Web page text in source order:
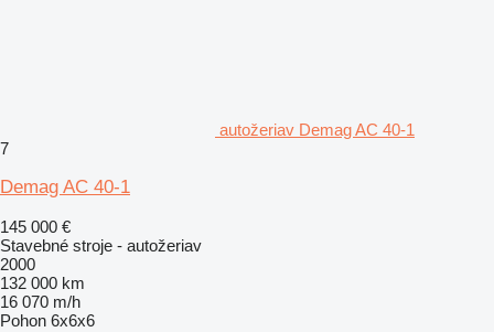
autožeriav Demag AC 40-1
7
Demag AC 40-1
145 000 €
Stavebné stroje - autožeriav
2000
132 000 km
16 070 m/h
Pohon 6x6x6